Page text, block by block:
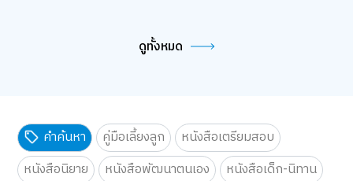
ดูทั้งหมด
คำค้นหา คู่มือเลี้ยงลูก
หนังสือเตรียมสอบ
หนังสือนิยาย
หนังสือพัฒนาตนเอง
หนังสือเด็ก-นิทาน